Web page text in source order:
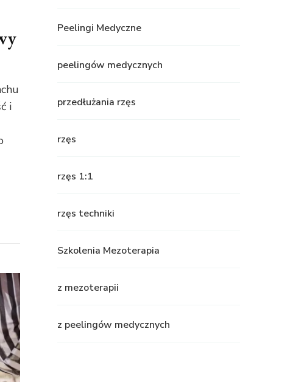
i
Peelingi Medyczne
peelingów medycznych
przedłużania rzęs
rzęs
rzęs 1:1
rzęs techniki
Szkolenia Mezoterapia
z mezoterapii
z peelingów medycznych